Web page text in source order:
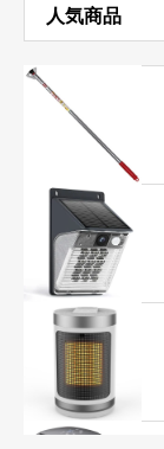
人気商品